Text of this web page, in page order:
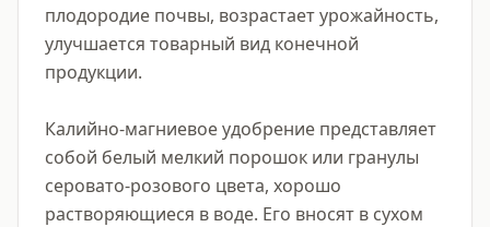
плодородие почвы, возрастает урожайность,
улучшается товарный вид конечной
продукции.
Калийно-магниевое удобрение представляет
собой белый мелкий порошок или гранулы
серовато-розового цвета, хорошо
растворяющиеся в воде. Его вносят в сухом